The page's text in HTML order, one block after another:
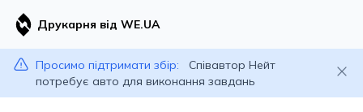
Друкарня від WE.UA
Просимо підтримати збір:
Співавтор Нейт
потребує авто для виконання завдань